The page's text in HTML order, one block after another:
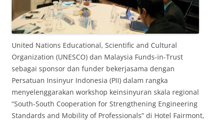
United Nations Educational, Scientific and Cultural
Organization (UNESCO) dan Malaysia Funds-in-Trust
sebagai sponsor dan funder bekerjasama dengan
Persatuan Insinyur Indonesia (PII) dalam rangka
menyelenggarakan workshop keinsinyuran skala regional
“South-South Cooperation for Strengthening Engineering
Standards and Mobility of Professionals” di Hotel Fairmont,